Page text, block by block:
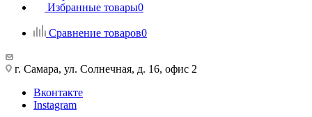
Избранные товары0
Сравнение товаров0
г. Самара, ул. Солнечная, д. 16, офис 2
Вконтакте
Instagram